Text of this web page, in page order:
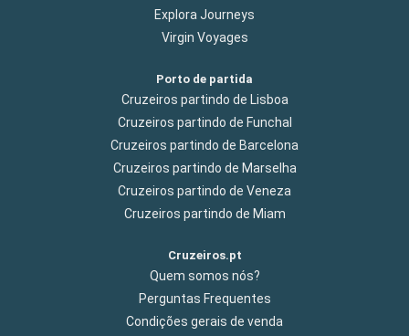
Explora Journeys
Virgin Voyages
Porto de partida
Cruzeiros partindo de Lisboa
Cruzeiros partindo de Funchal
Cruzeiros partindo de Barcelona
Cruzeiros partindo de Marselha
Cruzeiros partindo de Veneza
Cruzeiros partindo de Miam
Cruzeiros.pt
Quem somos nós?
Perguntas Frequentes
Condições gerais de venda